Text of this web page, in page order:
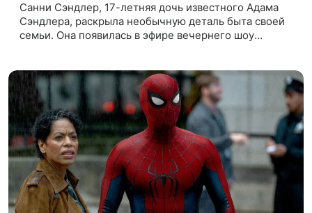
Санни Сэндлер, 17-летняя дочь известного Адама
Сэндлера, раскрыла необычную деталь быта своей
семьи. Она появилась в эфире вечернего шоу